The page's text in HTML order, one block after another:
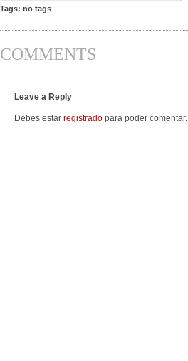
Tags: no tags
COMMENTS
Leave a Reply
Debes estar registrado para poder comentar.